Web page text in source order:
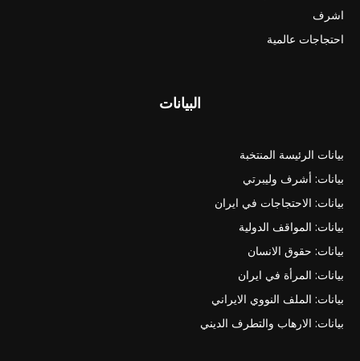
اشرف
احتجاجات عالمية
البيانات
بيانات الرئيسة المنتخبة
بيانات: أشرف وليبرتي
بيانات: الاحتجاجات في ايران
بيانات: المواقف الدولية
بيانات: حقوق الانسان
بيانات: المرأة في ايران
بيانات: الملف النووي الايراني
بيانات: الارهاب والتطرف الديني